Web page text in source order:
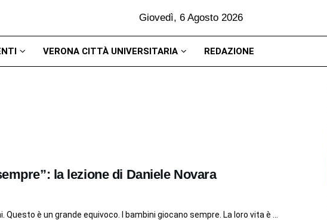
Giovedì, 6 Agosto 2026
VERONA CITTÀ UNIVERSITARIA REDAZIONE
la lezione di Daniele Novara
Questo è un grande equivoco. I bambini giocano sempre. La loro vita è ...